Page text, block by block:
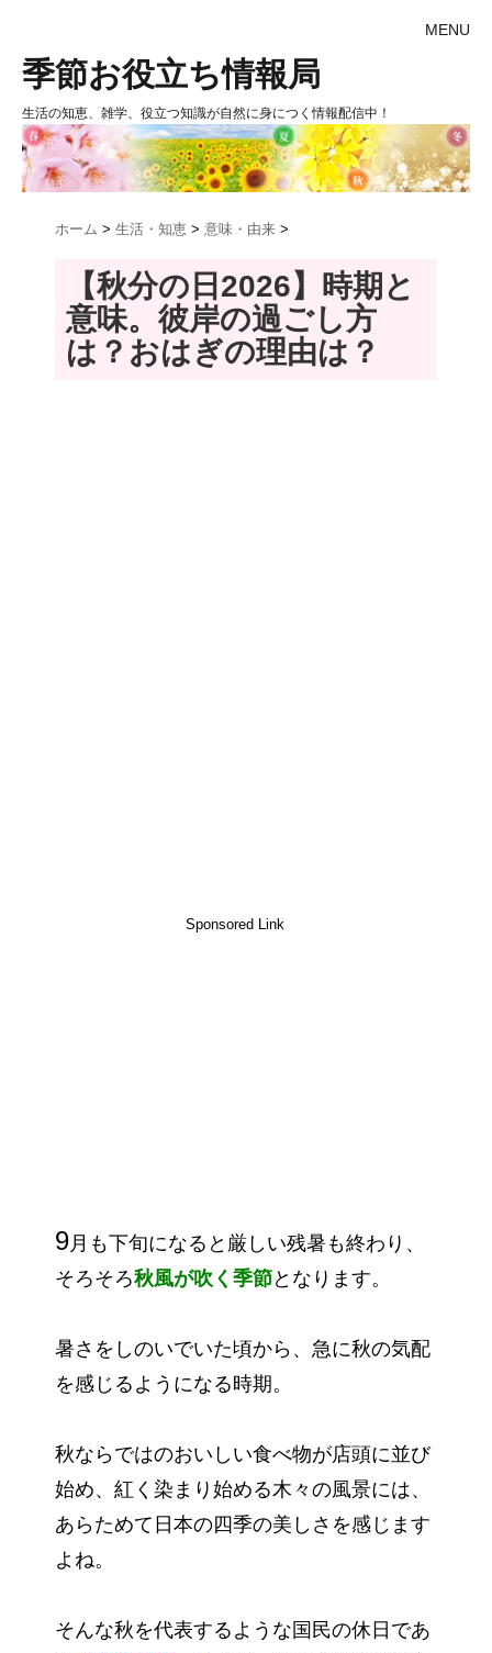
MENU
季節お役立ち情報局
生活の知恵、雑学、役立つ知識が自然に身につく情報配信中！
ホーム > 生活・知恵 > 意味・由来 >
【秋分の日2026】時期と
意味。彼岸の過ごし方
は？おはぎの理由は？
Sponsored Link
9月も下旬になると厳しい残暑も終わり、
そろそろ秋風が吹く季節となります。
暑さをしのいでいた頃から、急に秋の気配
を感じるようになる時期。
秋ならではのおいしい食べ物が店頭に並び
始め、紅く染まり始める木々の風景には、
あらためて日本の四季の美しさを感じます
よね。
そんな秋を代表するような国民の休日であ